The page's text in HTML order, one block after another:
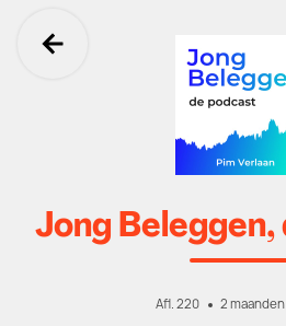
Ga terug
Jong
Afl. 220 2